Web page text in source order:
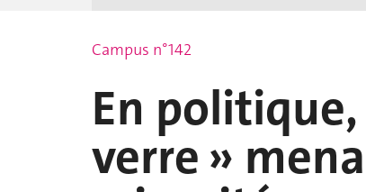
Campus n°142
En
verre »